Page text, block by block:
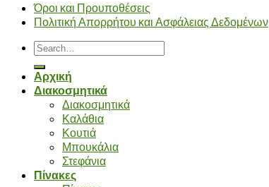
Όροι και Προυποθέσεις
Πολιτική Απορρήτου και Ασφάλειας Δεδομένων
Search
for:
Αρχική
Διακοσμητικά
Διακοσμητικά
Καλάθια
Κουτιά
Μπουκάλια
Στεφάνια
Πίνακες